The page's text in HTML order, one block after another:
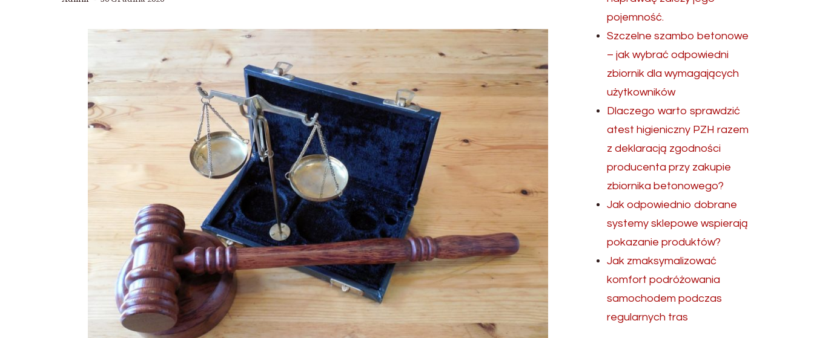
pojemność.
Szczelne szambo betonowe
– jak wybrać odpowiedni
zbiornik dla wymagających
użytkowników
Dlaczego warto sprawdzić
atest higieniczny PZH razem
z deklaracją zgodności
producenta przy zakupie
zbiornika betonowego?
Jak odpowiednio dobrane
systemy sklepowe wspierają
pokazanie produktów?
Jak zmaksymalizować
komfort podróżowania
samochodem podczas
regularnych tras